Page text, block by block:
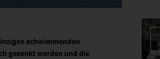
schwimmenden
gesenkt werden und die